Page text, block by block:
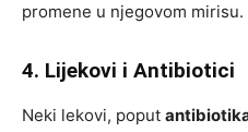
promene u njegovom mirisu.
4. Lijekovi i Antibiotici
Neki lekovi, poput